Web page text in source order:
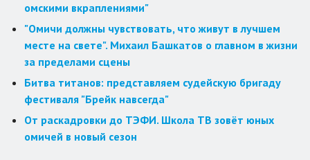
омскими вкраплениями"
"Омичи должны чувствовать, что живут в лучшем
месте на свете". Михаил Башкатов о главном в жизни
за пределами сцены
Битва титанов: представляем судейскую бригаду
фестиваля "Брейк навсегда"
От раскадровки до ТЭФИ. Школа ТВ зовёт юных
омичей в новый сезон